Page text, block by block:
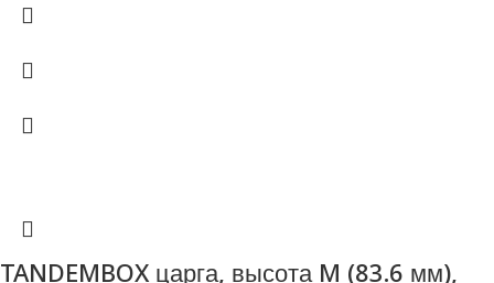
TANDEMBOX царга, высота M (83.6 мм),